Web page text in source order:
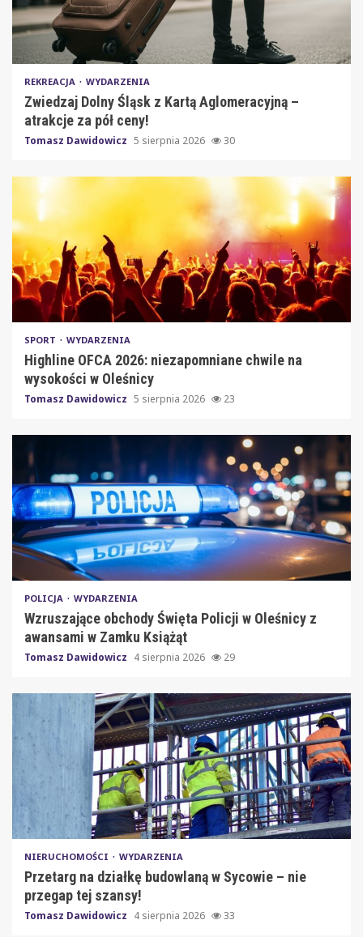
REKREACJA WYDARZENIA
Zwiedzaj Dolny Śląsk z Kartą Aglomeracyjną –
atrakcje za pół ceny!
Tomasz Dawidowicz 5 sierpnia 2026 30
SPORT WYDARZENIA
Highline OFCA 2026: niezapomniane chwile na
wysokości w Oleśnicy
Tomasz Dawidowicz 5 sierpnia 2026 23
POLICJA WYDARZENIA
Wzruszające obchody Święta Policji w Oleśnicy z
awansami w Zamku Książąt
Tomasz Dawidowicz 4 sierpnia 2026 29
NIERUCHOMOŚCI WYDARZENIA
Przetarg na działkę budowlaną w Sycowie – nie
przegap tej szansy!
Tomasz Dawidowicz 4 sierpnia 2026 33